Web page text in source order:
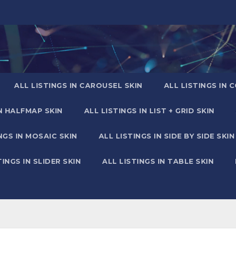
ALL LISTINGS IN CAROUSEL SKIN ALL LISTINGS IN
HALFMAP SKIN ALL LISTINGS IN LIST + GRID SKIN
IN MOSAIC SKIN ALL LISTINGS IN SIDE BY SIDE SKIN
IN SLIDER SKIN ALL LISTINGS IN TABLE SKIN